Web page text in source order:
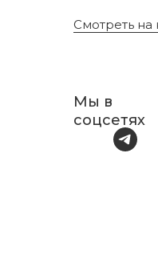
Смотреть на
Мы в
соцсетях